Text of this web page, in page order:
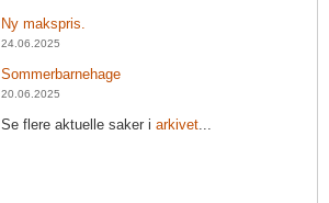
Ny makspris.
24.06.2025
Sommerbarnehage
20.06.2025
Se flere aktuelle saker i arkivet...